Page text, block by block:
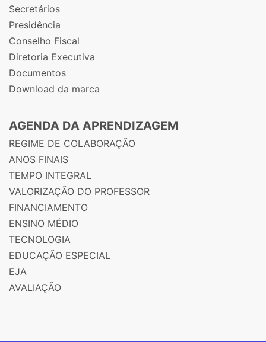
Secretários
Presidência
Conselho Fiscal
Diretoria Executiva
Documentos
Download da marca
AGENDA DA APRENDIZAGEM
REGIME DE COLABORAÇÃO
ANOS FINAIS
TEMPO INTEGRAL
VALORIZAÇÃO DO PROFESSOR
FINANCIAMENTO
ENSINO MÉDIO
TECNOLOGIA
EDUCAÇÃO ESPECIAL
EJA
AVALIAÇÃO